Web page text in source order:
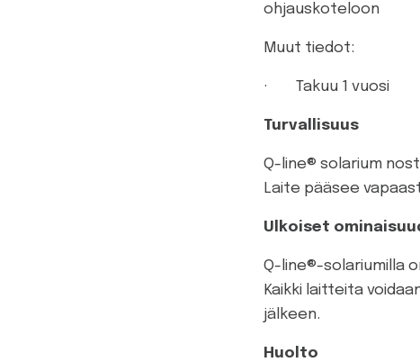
ohjauskoteloon
Muut tiedot:
· Takuu 1 vuosi
Turvallisuus
Q-line® solarium
Laite pääsee
Ulkoiset
Q-line®-solariumilla
Kaikki laitteita
jälkeen.
Huolto